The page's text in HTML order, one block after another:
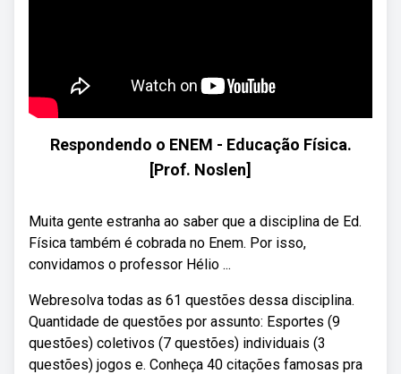
Respondendo o ENEM - Educação Física.
[Prof. Noslen]
Muita gente estranha ao saber que a disciplina de Ed.
Física também é cobrada no Enem. Por isso,
convidamos o professor Hélio ...
Webresolva todas as 61 questões dessa disciplina.
Quantidade de questões por assunto: Esportes (9
questões) coletivos (7 questões) individuais (3
questões) jogos e. Conheça 40 citações famosas pra